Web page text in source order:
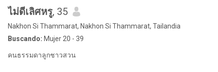
ไม่ดีเลิศหรู, 35
Nakhon Si Thammarat, Nakhon Si Thammarat, Tailandia
Buscando: Mujer 20 - 39
คนธรรมดาลูกชาวสวน